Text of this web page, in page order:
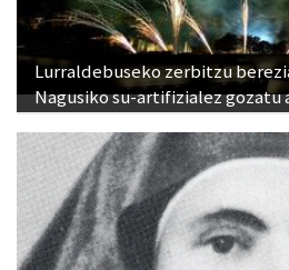
Lurraldebuseko zerbitzu
Nagusiko su-artifizialez gozatu